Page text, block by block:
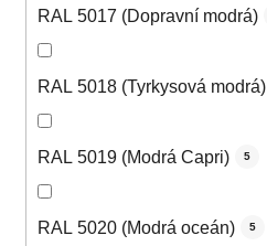
RAL 5017 (Dopravní modrá)
RAL 5018 (Tyrkysová modrá)
RAL 5019 (Modrá Capri) 5
RAL 5020 (Modrá oceán) 5